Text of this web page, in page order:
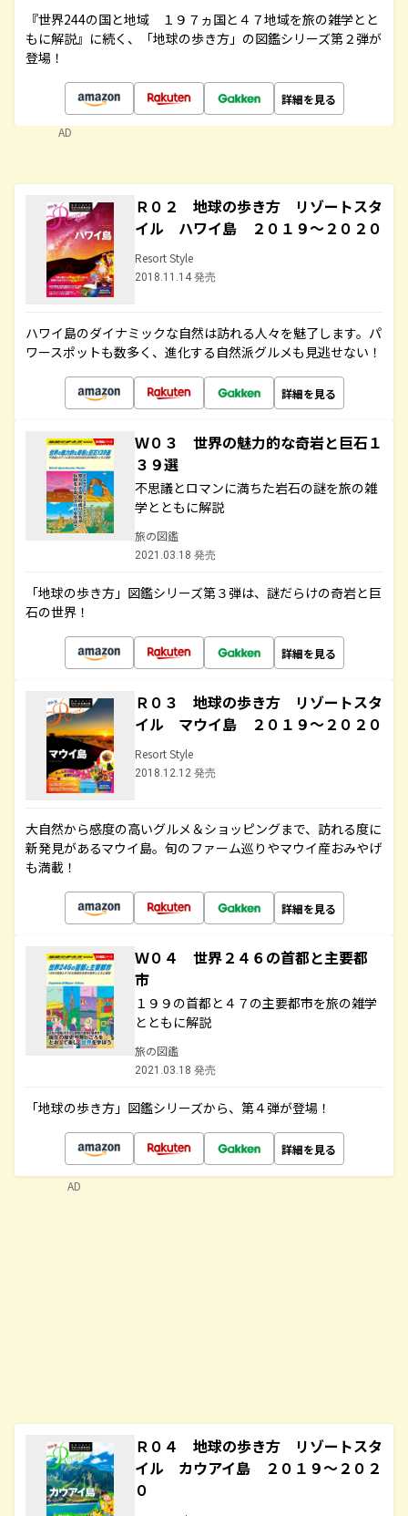
『世界244の国と地域 １９７ヵ国と４７地域を旅の雑学とと
もに解説』に続く、「地球の歩き方」の図鑑シリーズ第２弾が
登場！
詳細を見る
AD
Ｒ０２ 地球の歩き方 リゾートスタ
イル ハワイ島 ２０１９～２０２０
Resort Style
2018.11.14 発売
ハワイ島のダイナミックな自然は訪れる人々を魅了します。パ
ワースポットも数多く、進化する自然派グルメも見逃せない！
詳細を見る
Ｗ０３ 世界の魅力的な奇岩と巨石１
３９選
不思議とロマンに満ちた岩石の謎を旅の雑
学とともに解説
旅の図鑑
2021.03.18 発売
「地球の歩き方」図鑑シリーズ第３弾は、謎だらけの奇岩と巨
石の世界！
詳細を見る
Ｒ０３ 地球の歩き方 リゾートスタ
イル マウイ島 ２０１９～２０２０
Resort Style
2018.12.12 発売
大自然から感度の高いグルメ＆ショッピングまで、訪れる度に
新発見があるマウイ島。旬のファーム巡りやマウイ産おみやげ
も満載！
詳細を見る
Ｗ０４ 世界２４６の首都と主要都
市
１９９の首都と４７の主要都市を旅の雑学
とともに解説
旅の図鑑
2021.03.18 発売
「地球の歩き方」図鑑シリーズから、第４弾が登場！
詳細を見る
Ｒ０４ 地球の歩き方 リゾートスタ
イル カウアイ島 ２０１９～２０２
０
AD